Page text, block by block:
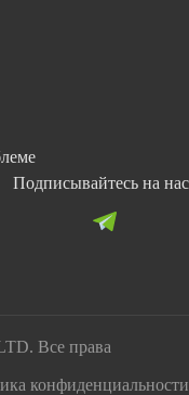
Подписывайтесь на нас
Все права
конфиденциальности